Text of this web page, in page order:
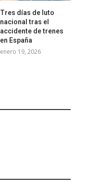
Tres días de luto
nacional tras el
accidente de trenes
en España
enero 19, 2026